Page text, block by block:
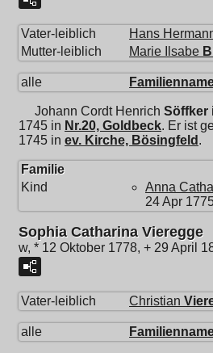
Vater-leiblich Hans
Mutter-leiblich
Marie Ilsabe
alle
Johann Cordt Henrich Söffker
1745 in Nr.20, Goldbeck. Er ist
1745 in ev. Kirche, Bösingfeld .
Familie
Kind
Anna
24 Apr
Sophia Catharina Vieregge
w, * 12 Oktober 1778, + 29 April
Vater-leiblich Christian
alle